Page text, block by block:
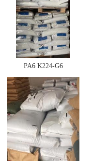
PA6 K224-G6